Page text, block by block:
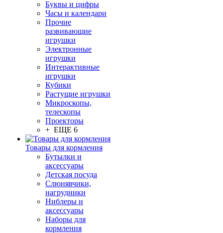
Буквы и цифры
Часы и календари
Прочие
развивающие
игрушки
Электронные
игрушки
Интерактивные
игрушки
Кубики
Растущие игрушки
Микроскопы,
телескопы
Проекторы
+ ЕЩЕ 6
Товары для кормления
Бутылки и
аксессуары
Детская посуда
Слюнявчики,
нагрудники
Ниблеры и
аксессуары
Наборы для
кормления